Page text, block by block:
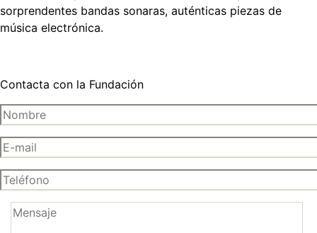
sorprendentes bandas sonaras, auténticas piezas de
música electrónica.
Contacta con la Fundación